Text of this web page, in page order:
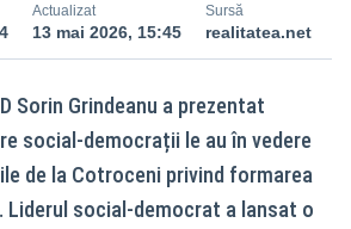
Actualizat
13 mai 2026, 15:45
Sursă
realitatea.net
Sorin Grindeanu a prezentat
social-democrații le au în vedere
de la Cotroceni privind formarea
Liderul social-democrat a lansat o